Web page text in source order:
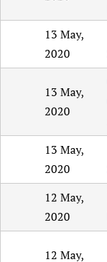
13 May,
2020
13 May,
2020
13 May,
2020
12 May,
2020
12 May,